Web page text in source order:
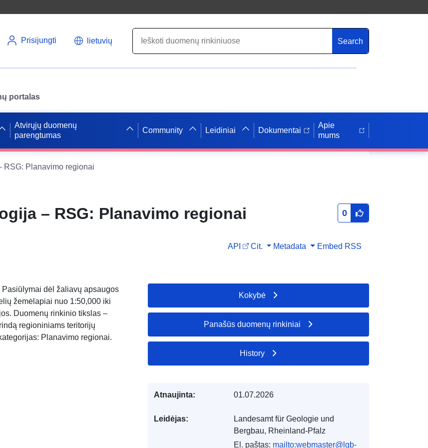
Prisijungti lietuvių Search
portalas
Atvirųjų duomenų
parengtumas
Community Leidiniai Dokumentai
Apie
mums
RSG: Planavimo regionai
– RSG: Planavimo regionai 0
API Cit. Metadata Embed RSS
dėl žaliavų apsaugos
žemėlapiai nuo 1:50,000 iki
Duomenų rinkinio tikslas –
regioniniams teritorijų
Planavimo regionai.
Kokybė
Panašūs duomenų rinkiniai
History
Atnaujinta: 01.07.2026
Leidėjas:
Landesamt für Geologie und
Bergbau, Rheinland-Pfalz
El. paštas: mailto:webmaster@lgb-